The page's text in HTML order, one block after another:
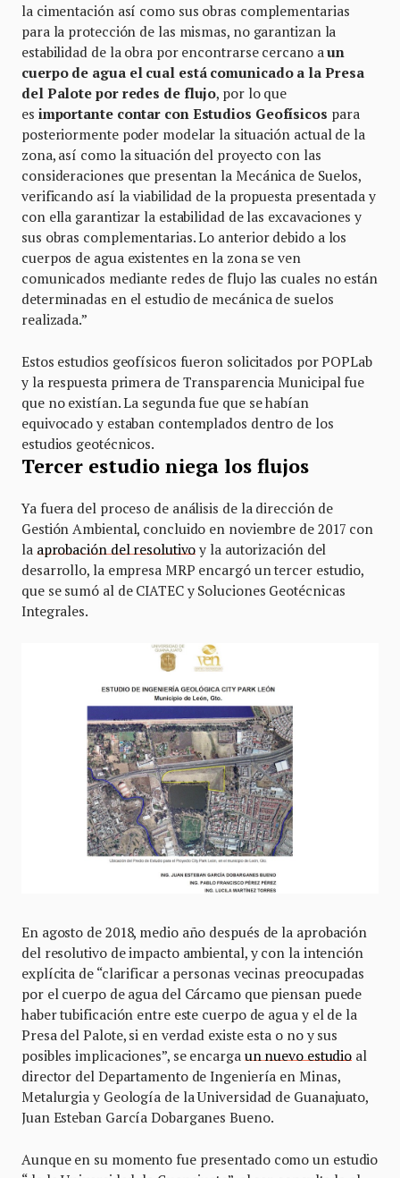
la cimentación así como sus obras complementarias
para la protección de las mismas, no garantizan la
estabilidad de la obra por encontrarse cercano aun
cuerpo de agua el cual está comunicado a la Presa
del Palote por redes de flujo, por lo que
es importante contar con Estudios Geofísicos para
posteriormente poder modelar la situación actual de la
zona, así como la situación del proyecto con las
consideraciones que presentan la Mecánica de Suelos,
verificando así la viabilidad de la propuesta presentada y
con ella garantizar la estabilidad de las excavaciones y
sus obras complementarias. Lo anterior debido a los
cuerpos de agua existentes en la zona se ven
comunicados mediante redes de flujo las cuales no están
determinadas en el estudio de mecánica de suelos
realizada.”
Estos estudios geofísicos fueron solicitados por POPLab
y la respuesta primera de Transparencia Municipal fue
que no existían. La segunda fue que se habían
equivocado y estaban contemplados dentro de los
estudios geotécnicos.
Tercer estudio niega los flujos
Ya fuera del proceso de análisis de la dirección de
Gestión Ambiental, concluido en noviembre de 2017 con
la aprobación del resolutivo y la autorización del
desarrollo, la empresa MRP encargó un tercer estudio,
que se sumó al de CIATEC y Soluciones Geotécnicas
Integrales.
En agosto de 2018, medio año después de la aprobación
del resolutivo de impacto ambiental, y con la intención
explícita de “clarificar a personas vecinas preocupadas
por el cuerpo de agua del Cárcamo que piensan puede
haber tubificación entre este cuerpo de agua y el de la
Presa del Palote, si en verdad existe esta o no y sus
posibles implicaciones”, se encarga un nuevo estudio al
director del Departamento de Ingeniería en Minas,
Metalurgia y Geología de la Universidad de Guanajuato,
Juan Esteban García Dobarganes Bueno.
Aunque en su momento fue presentado como un estudio